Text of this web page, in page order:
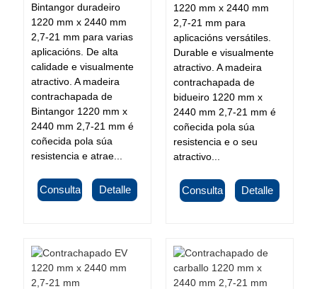
Bintangor duradeiro
1220 mm x 2440 mm
2,7-21 mm para varias
aplicacións. De alta
calidade e visualmente
atractivo. A madeira
contrachapada de
Bintangor 1220 mm x
2440 mm 2,7-21 mm é
coñecida pola súa
resistencia e atrae...
Consulta Detalle
1220 mm x 2440 mm
2,7-21 mm para
aplicacións versátiles.
Durable e visualmente
atractivo. A madeira
contrachapada de
bidueiro 1220 mm x
2440 mm 2,7-21 mm é
coñecida pola súa
resistencia e o seu
atractivo...
Consulta Detalle